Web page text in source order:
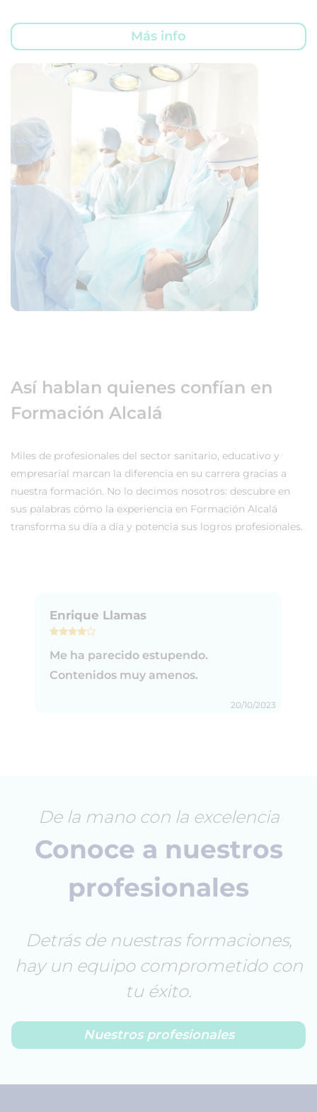
Más info
Así hablan quienes confían en
Formación Alcalá
Miles de profesionales del sector sanitario, educativo y
empresarial marcan la diferencia en su carrera gracias a
nuestra formación. No lo decimos nosotros: descubre en
sus palabras cómo la experiencia en Formación Alcalá
transforma su día a día y potencia sus logros profesionales.
Enrique Llamas
Me ha parecido estupendo.
Contenidos muy amenos.
20/10/2023
De la mano con la excelencia
Conoce a nuestros
profesionales
Detrás de nuestras formaciones,
hay un equipo comprometido con
tu éxito.
Nuestros profesionales